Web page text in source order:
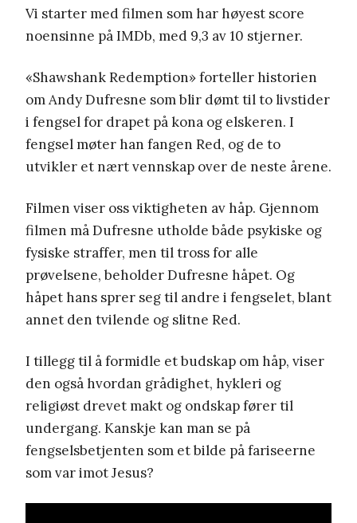
Vi starter med filmen som har høyest score
noensinne på IMDb, med 9,3 av 10 stjerner.
«Shawshank Redemption» forteller historien
om Andy Dufresne som blir dømt til to livstider
i fengsel for drapet på kona og elskeren. I
fengsel møter han fangen Red, og de to
utvikler et nært vennskap over de neste årene.
Filmen viser oss viktigheten av håp. Gjennom
filmen må Dufresne utholde både psykiske og
fysiske straffer, men til tross for alle
prøvelsene, beholder Dufresne håpet. Og
håpet hans sprer seg til andre i fengselet, blant
annet den tvilende og slitne Red.
I tillegg til å formidle et budskap om håp, viser
den også hvordan grådighet, hykleri og
religiøst drevet makt og ondskap fører til
undergang. Kanskje kan man se på
fengselsbetjenten som et bilde på fariseerne
som var imot Jesus?